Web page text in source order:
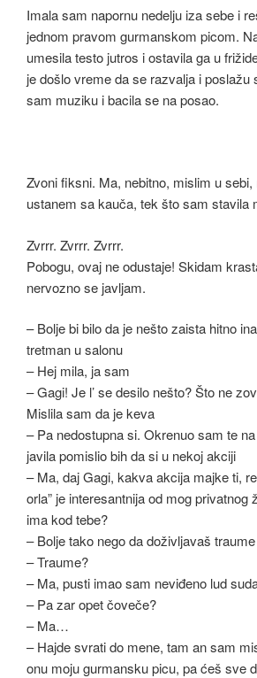
Imala sam napornu nedelju iza sebe i
jednom pravom gurmanskom picom.
umesila testo jutros i ostavila ga u
je došlo vreme da se razvalja i poslažu
sam muziku i bacila se na posao.
Zvoni fiksni. Ma, nebitno, mislim u
ustanem sa kauča, tek što sam stavila
Zvrrr. Zvrrr. Zvrrr.
Pobogu, ovaj ne odustaje! Skidam
nervozno se javljam.
– Bolje bi bilo da je nešto zaista hitno
tretman u salonu
– Hej mila, ja sam
– Gagi! Je l’ se desilo nešto? Što ne
Mislila sam da je keva
– Pa nedostupna si. Okrenuo sam te
javila pomislio bih da si u nekoj akciji
– Ma, daj Gagi, kakva akcija majke ti,
orla” je interesantnija od mog privatnog
ima kod tebe?
– Bolje tako nego da doživljavaš
– Traume?
– Ma, pusti imao sam neviđeno lud
– Pa zar opet čoveče?
– Ma…
– Hajde svrati do mene, tam an sam
onu moju gurmansku picu, pa ćeš sve